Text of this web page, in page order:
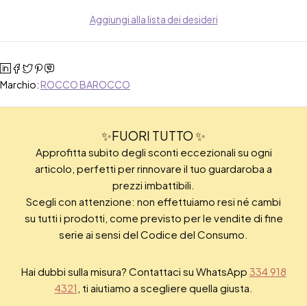
Aggiungi alla lista dei desideri
Marchio: ROCCO BAROCCO
✨FUORI TUTTO ✨
Approfitta subito degli sconti eccezionali su ogni
articolo, perfetti per rinnovare il tuo guardaroba a
prezzi imbattibili.
Scegli con attenzione: non effettuiamo resi né cambi
su tutti i prodotti, come previsto per le vendite di fine
serie ai sensi del Codice del Consumo.
Hai dubbi sulla misura? Contattaci su WhatsApp 334 918
4321 , ti aiutiamo a scegliere quella giusta.